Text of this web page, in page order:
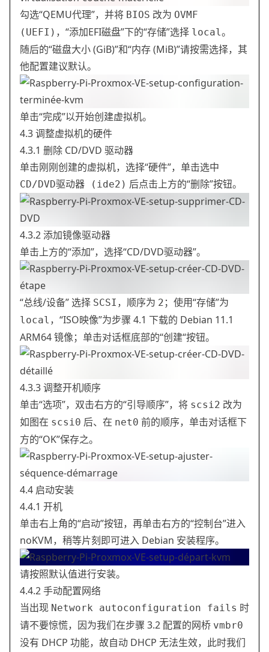
勾选“QEMU代理”，并将 BIOS 改为 OVMF
(UEFI) ，“添加EFI磁盘”下的“存储”选择 local。
随后的“磁盘大小 (GiB)”和“内存 (MiB)”请按需选择，其
他配置建议默认。
单击“完成”以开始创建虚拟机。
4.3 调整虚拟机的硬件
4.3.1 删除 CD/DVD 驱动器
单击刚刚创建的虚拟机，选择“硬件”，单击选中
CD/DVD驱动器 (ide2) 后点击上方的“删除”按钮。
4.3.2 添加镜像驱动器
单击上方的“添加”，选择“CD/DVD驱动器”。
“总线/设备” 选择 SCSI ，顺序为 2 ；使用“存储”为
local ，“ISO映像”为步骤 4.1 下载的 Debian 11.1
ARM64 镜像；单击对话框底部的“创建“按钮。
4.3.3 调整开机顺序
单击“选项”，双击右方的“引导顺序”，将 scsi2 改为
如图在 scsi0 后、在 net0 前的顺序，单击对话框下
方的“OK”保存之。
4.4 启动安装
4.4.1 开机
单击右上角的“启动”按钮，再单击右方的“控制台”进入
noKVM，稍等片刻即可进入 Debian 安装程序。
请按照默认值进行安装。
4.4.2 手动配置网络
当出现 Network autoconfiguration fails 时
请不要惊慌，因为我们在步骤 3.2 配置的网桥 vmbr0
没有 DHCP 功能，故自动 DHCP 无法生效，此时我们